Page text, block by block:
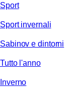
Sport
Sport invernali
Sabinov e dintorni
Tutto l'anno
Inverno